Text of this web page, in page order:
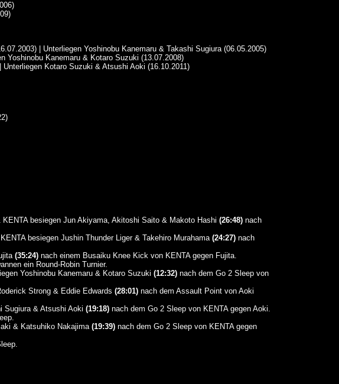
| Unterliegen Yoshinobu Kanemaru & Takashi Sugiura (06.05.2005)
Yoshinobu Kanemaru & Kotaro Suzuki (13.07.2008)
Kotaro Suzuki & Atsushi Aoki (16.10.2011)
besiegen Jun Akiyama, Akitoshi Saito & Makoto Hashi (26:48)nach
besiegen Jushin Thunder Liger & Takehiro Murahama (24:27)nach
(35:24)nach einem Busaiku Knee Kick von KENTA gegen Fujita.
ein Round-Robin Turnier.
Yoshinobu Kanemaru & Kotaro Suzuki (12:32)nach dem Go 2 Sleep von
Strong & Eddie Edwards (28:01)nach dem Assault Point von Aoki
Sugiura & Atsushi Aoki (19:18)nach dem Go 2 Sleep von KENTA gegen Aoki.
& Katsuhiko Nakajima (19:39)nach dem Go 2 Sleep von KENTA gegen